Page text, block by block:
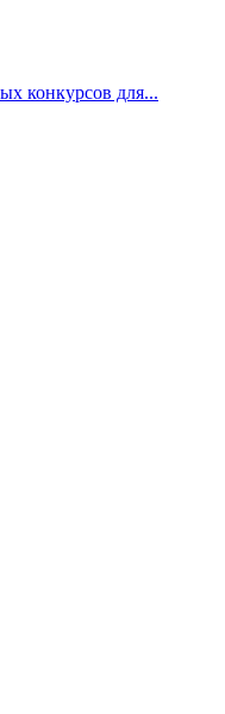
конкурсов для...